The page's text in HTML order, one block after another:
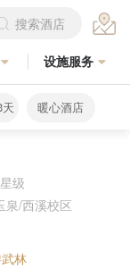
搜索酒店
设施服务
暖心酒店
级
泉/西溪校区
林